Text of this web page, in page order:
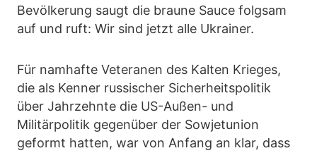
Bevölkerung saugt die braune Sauce folgsam
auf und ruft: Wir sind jetzt alle Ukrainer.
Für namhafte Veteranen des Kalten Krieges,
die als Kenner russischer Sicherheitspolitik
über Jahrzehnte die US-Außen- und
Militärpolitik gegenüber der Sowjetunion
geformt hatten, war von Anfang an klar, dass